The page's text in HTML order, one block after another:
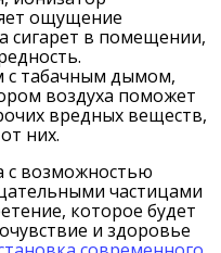
ощущение
сигарет в помещении,
с табачным дымом,
воздуха поможет
вредных веществ,
них.
с возможностью
частицами
которое будет
и здоровье